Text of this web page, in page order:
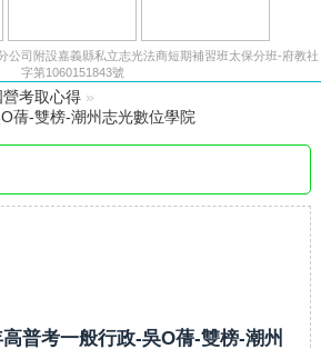
公司附設嘉義縣私立志光法商短期補習班太保分班-府教社
字第1060151843號
考取心得 »
蒨-雙榜-潮州志光數位學院
高普考一般行政-吳O蒨-雙榜-潮州